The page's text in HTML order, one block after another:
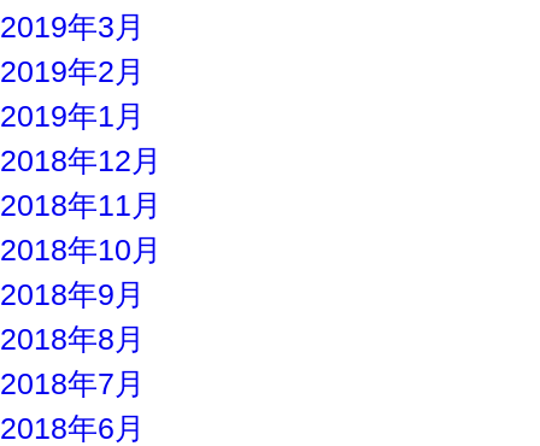
2019年3月
2019年2月
2019年1月
2018年12月
2018年11月
2018年10月
2018年9月
2018年8月
2018年7月
2018年6月